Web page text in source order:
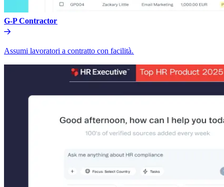
G-P Contractor​​
Assumi lavoratori a contratto con facilità.​​